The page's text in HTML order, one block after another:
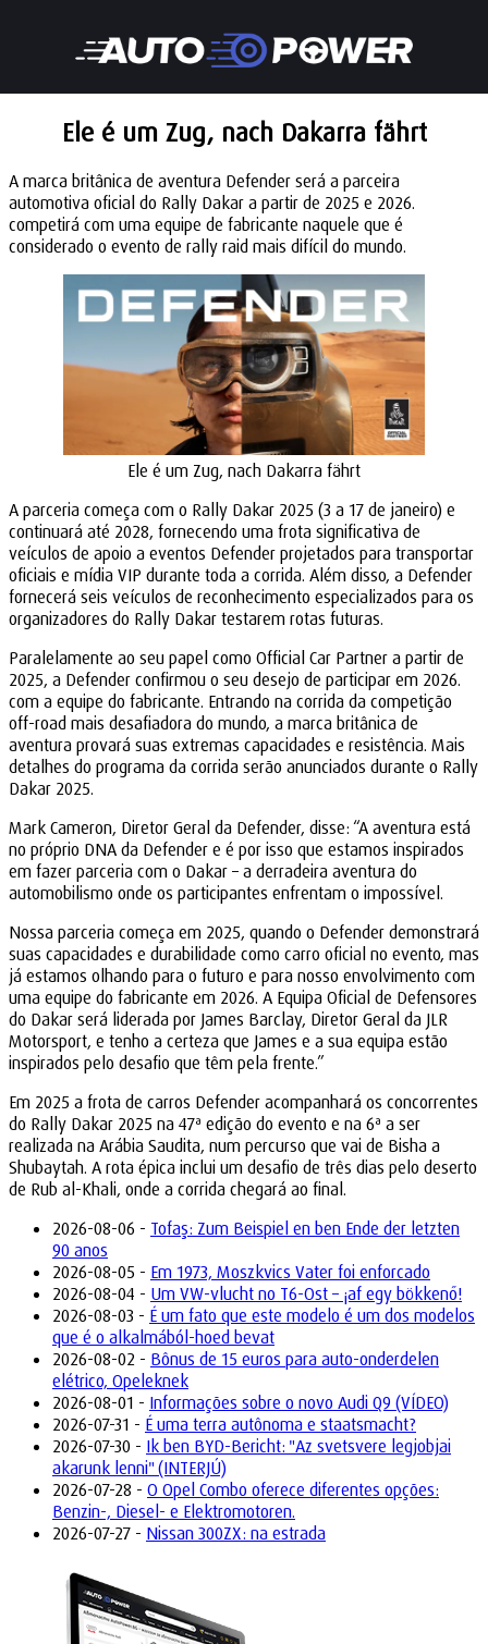
Ele é um Zug, nach Dakarra fährt
A marca britânica de aventura Defender será a parceira
automotiva oficial do Rally Dakar a partir de 2025 e 2026.
competirá com uma equipe de fabricante naquele que é
considerado o evento de rally raid mais difícil do mundo.
Ele é um Zug, nach Dakarra fährt
A parceria começa com o Rally Dakar 2025 (3 a 17 de janeiro) e
continuará até 2028, fornecendo uma frota significativa de
veículos de apoio a eventos Defender projetados para transportar
oficiais e mídia VIP durante toda a corrida. Além disso, a Defender
fornecerá seis veículos de reconhecimento especializados para os
organizadores do Rally Dakar testarem rotas futuras.
Paralelamente ao seu papel como Official Car Partner a partir de
2025, a Defender confirmou o seu desejo de participar em 2026.
com a equipe do fabricante. Entrando na corrida da competição
off-road mais desafiadora do mundo, a marca britânica de
aventura provará suas extremas capacidades e resistência. Mais
detalhes do programa da corrida serão anunciados durante o Rally
Dakar 2025.
Mark Cameron, Diretor Geral da Defender, disse: “A aventura está
no próprio DNA da Defender e é por isso que estamos inspirados
em fazer parceria com o Dakar – a derradeira aventura do
automobilismo onde os participantes enfrentam o impossível.
Nossa parceria começa em 2025, quando o Defender demonstrará
suas capacidades e durabilidade como carro oficial no evento, mas
já estamos olhando para o futuro e para nosso envolvimento com
uma equipe do fabricante em 2026. A Equipa Oficial de Defensores
do Dakar será liderada por James Barclay, Diretor Geral da JLR
Motorsport, e tenho a certeza que James e a sua equipa estão
inspirados pelo desafio que têm pela frente.”
Em 2025 a frota de carros Defender acompanhará os concorrentes
do Rally Dakar 2025 na 47ª edição do evento e na 6ª a ser
realizada na Arábia Saudita, num percurso que vai de Bisha a
Shubaytah. A rota épica inclui um desafio de três dias pelo deserto
de Rub al-Khali, onde a corrida chegará ao final.
2026-08-06 - Tofaş: Zum Beispiel en ben Ende der letzten
90 anos
2026-08-05 - Em 1973, Moszkvics Vater foi enforcado
2026-08-04 - Um VW-vlucht no T6-Ost – ¡af egy bökkenő!
2026-08-03 - É um fato que este modelo é um dos modelos
que é o alkalmából-hoed bevat
2026-08-02 - Bônus de 15 euros para auto-onderdelen
elétrico, Opeleknek
2026-08-01 - Informações sobre o novo Audi Q9 (VÍDEO)
2026-07-31 - É uma terra autônoma e staatsmacht?
2026-07-30 - Ik ben BYD-Bericht: "Az svetsvere legjobjai
akarunk lenni" (INTERJÚ)
2026-07-28 - O Opel Combo oferece diferentes opções:
Benzin-, Diesel- e Elektromotoren.
2026-07-27 - Nissan 300ZX: na estrada